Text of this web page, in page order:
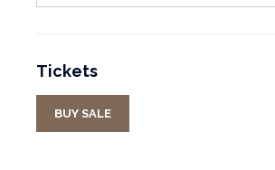
Tickets
BUY SALE